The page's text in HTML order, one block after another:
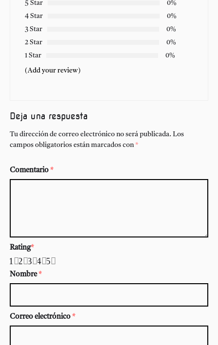
5 Star
0%
4 Star
0%
3 Star
0%
2 Star
0%
1 Star
0%
(Add your review)
Deja una respuesta
Tu dirección de correo electrónico no será publicada. Los
campos obligatorios están marcados con *
Comentario *
Rating*
5
4
3
2
1
Nombre *
Correo electrónico *